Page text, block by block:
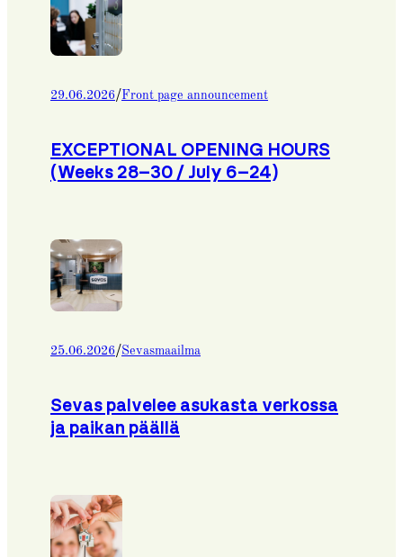
29.06.2026/Front page announcement
EXCEPTIONAL OPENING HOURS
(Weeks 28–30 / July 6–24)
25.06.2026/Sevasmaailma
Sevas palvelee asukasta verkossa
ja paikan päällä